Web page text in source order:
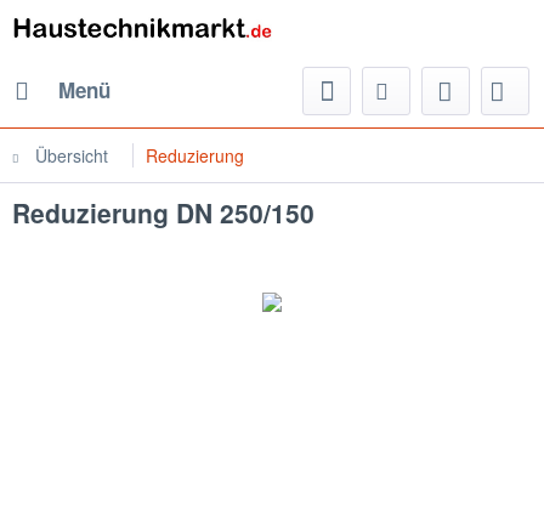
Menü
Übersicht Reduzierung
Reduzierung DN 250/150